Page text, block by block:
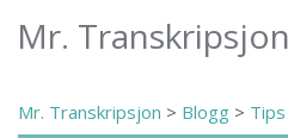
Mr. Transkripsjon
Mr. Transkripsjon > Blogg > Tips